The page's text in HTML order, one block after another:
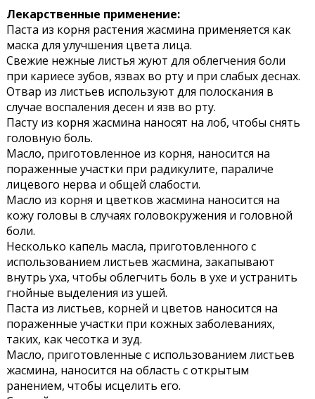
Лекарственные применение:
Паста из корня растения жасмина применяется как
маска для улучшения цвета лица.
Свежие нежные листья жуют для облегчения боли
при кариесе зубов, язвах во рту и при слабых деснах.
Отвар из листьев используют для полоскания в
случае воспаления десен и язв во рту.
Пасту из корня жасмина наносят на лоб, чтобы снять
головную боль.
Масло, приготовленное из корня, наносится на
пораженные участки при радикулите, параличе
лицевого нерва и общей слабости.
Масло из корня и цветков жасмина наносится на
кожу головы в случаях головокружения и головной
боли.
Несколько капель масла, приготовленного с
использованием листьев жасмина, закапывают
внутрь уха, чтобы облегчить боль в ухе и устранить
гнойные выделения из ушей.
Паста из листьев, корней и цветов наносится на
пораженные участки при кожных заболеваниях,
таких, как чесотка и зуд.
Масло, приготовленные с использованием листьев
жасмина, наносится на область с открытым
ранением, чтобы исцелить его.